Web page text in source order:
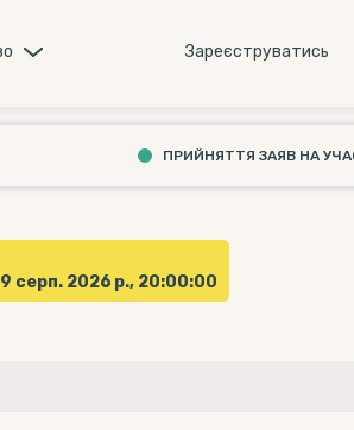
Зареєструватись
ПРИЙНЯТТЯ ЗАЯВ НА
9 серп. 2026 р., 20:00:00